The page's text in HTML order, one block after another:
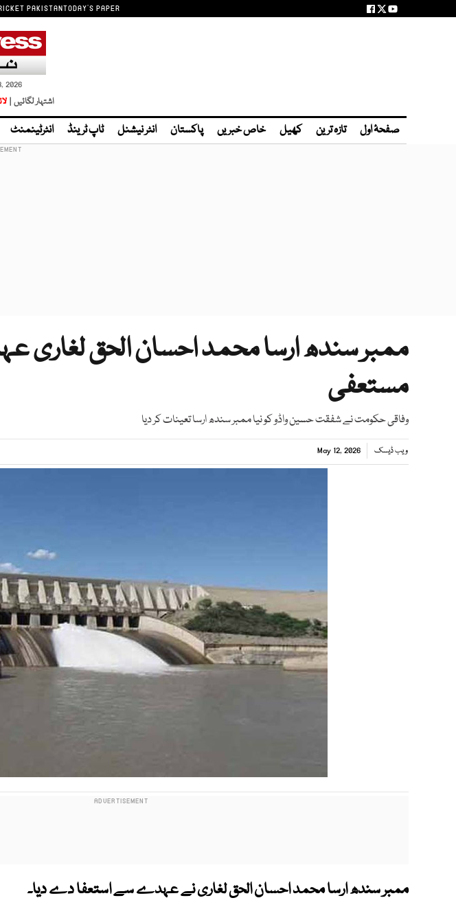
PAKISTANTODAY'S PAPER
2026
اشتہار لگائیں |
صفحۂ اول تازہ ترین کھیل خاص خبریں پاکستان انٹر نیشنل ٹاپ ٹرینڈ انٹرٹینمنٹ
ممبر سندھ ارسا محمد احسان الحق
مستعفی
وفاقی حکومت نے شفقت حسین واڈو کو نیا ممبر سندھ ارسا تعینات کر دیا
ویب ڈیسک May 12, 2026
ممبر سندھ ارسا محمد احسان الحق لغاری نے عہدے سے استعفا دے دیا۔